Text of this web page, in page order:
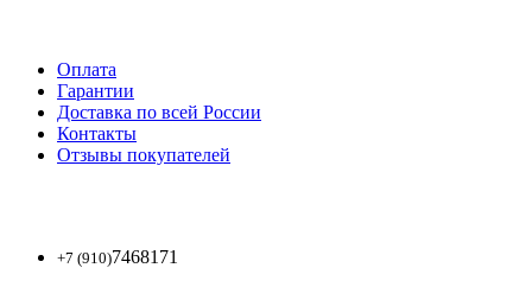
Оплата
Гарантии
Доставка по всей России
Контакты
Отзывы покупателей
+7 (910)7468171